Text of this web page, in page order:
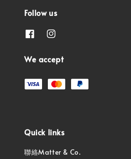
Follow us
We accept
Quick links
聯絡Matter & Co.